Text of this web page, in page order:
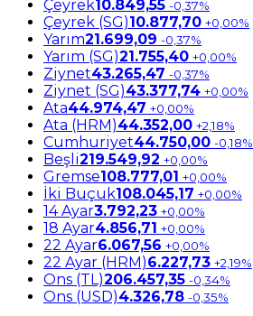
Çeyrek10.849,55 -0,37%
Çeyrek (SG)10.877,70 +0,00%
Yarım21.699,09 -0,37%
Yarım (SG)21.755,40 +0,00%
Ziynet43.265,47 -0,37%
Ziynet (SG)43.377,74 +0,00%
Ata44.974,47 +0,00%
Ata (HRM)44.352,00 +2,18%
Cumhuriyet44.750,00 -0,18%
Beşli219.549,92 +0,00%
Gremse108.777,01 +0,00%
İki Buçuk108.045,17 +0,00%
14 Ayar3.792,23 +0,00%
18 Ayar4.856,71 +0,00%
22 Ayar6.067,56 +0,00%
22 Ayar (HRM)6.227,73 +2,19%
Ons (TL)206.457,35 -0,34%
Ons (USD)4.326,78 -0,35%